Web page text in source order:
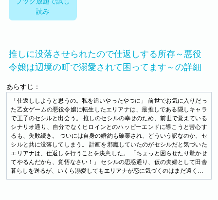
読み
推しに没落させられたので仕返しする所存～悪役
令嬢は辺境の町で溺愛されて困ってます～の詳細
あらすじ：
「仕返ししようと思うの。私を追いやったやつに」 前世でお気に入りだっ
た乙女ゲームの悪役令嬢に転生したエリアナは、最推しである隠しキャラ
で王子のセシルと出会う。 推しのセシルの幸せのため、前世で覚えている
シナリオ通り、自分でなくヒロインとのハッピーエンドに導こうと苦心す
るも、失敗続き。 ついには自身の婚約も破棄され、どういう訳なのか、セ
シルと共に没落してしまう。 計画を邪魔していたのがセシルだと気づいた
エリアナは、仕返しを行うことを決意した。 「ちょっと困らせたり驚かせ
てやるんだから、覚悟なさい！」 セシルの思惑通り、仮の夫婦として田舎
暮らしを送るが、いくら溺愛してもエリアナが恋に気づくのはまだ遠く…